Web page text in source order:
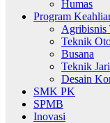
Humas
Program
Agribisnis
Teknik
Busana
Teknik
Desain
SMK PK
SPMB
Inovasi